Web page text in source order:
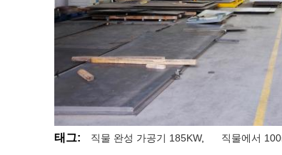
태그: 직물 완성 가공기 185KW, 직물에서